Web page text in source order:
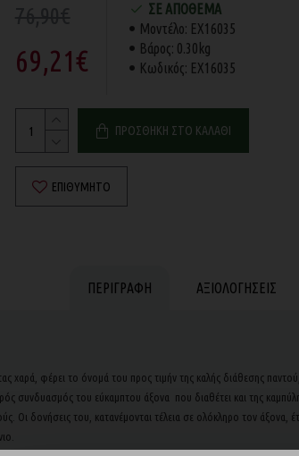
69,21€
ΣΕ ΑΠΌΘΕΜΑ
Μοντέλο: EX16035
Βάρος: 0.30kg
Κωδικός: EX16035
ΠΡΟΣΘΉΚΗ ΣΤΟ ΚΑΛΆΘΙ
ΕΠΙΘΥΜΗΤΌ
ΠΕΡΙΓΡΑΦΉ ΑΞΙΟΛΟΓΉΣΕΙΣ
χαρά, φέρει το όνομά του προς τιμήν της καλής διάθεσης
του εύκαμπτου άξονα που διαθέτει και της
Οι δονήσεις του, κατανέμονται τέλεια σε ολόκληρο τον